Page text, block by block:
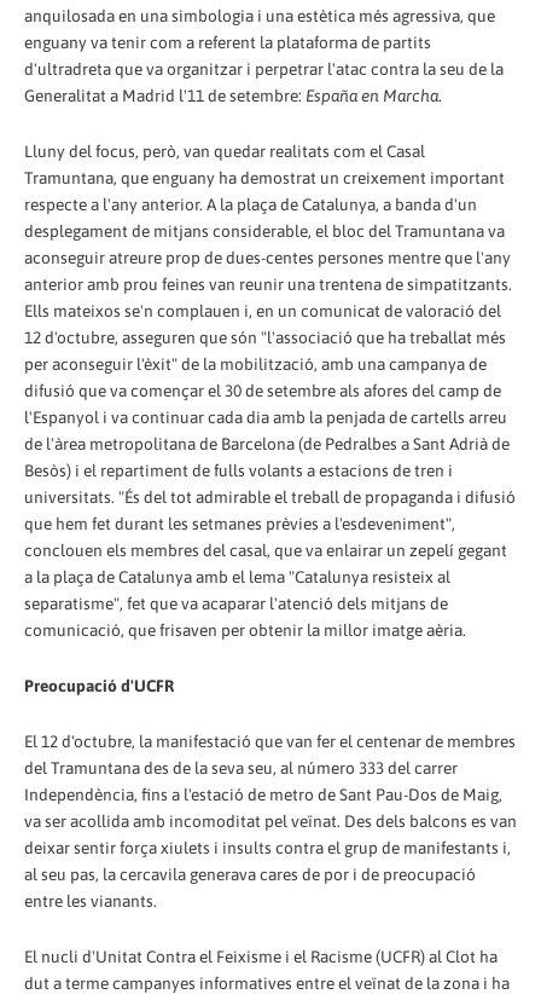
anquilosada en una simbologia i una estètica més agressiva, que
enguany va tenir com a referent la plataforma de partits
d'ultradreta que va organitzar i perpetrar l'atac contra la seu de la
Generalitat a Madrid l'11 de setembre: España en Marcha.
Lluny del focus, però, van quedar realitats com el Casal
Tramuntana, que enguany ha demostrat un creixement important
respecte a l'any anterior. A la plaça de Catalunya, a banda d'un
desplegament de mitjans considerable, el bloc del Tramuntana va
aconseguir atreure prop de dues-centes persones mentre que l'any
anterior amb prou feines van reunir una trentena de simpatitzants.
Ells mateixos se'n complauen i, en un comunicat de valoració del
12 d'octubre, asseguren que són "l'associació que ha treballat més
per aconseguir l'èxit" de la mobilització, amb una campanya de
difusió que va començar el 30 de setembre als afores del camp de
l'Espanyol i va continuar cada dia amb la penjada de cartells arreu
de l'àrea metropolitana de Barcelona (de Pedralbes a Sant Adrià de
Besòs) i el repartiment de fulls volants a estacions de tren i
universitats. "És del tot admirable el treball de propaganda i difusió
que hem fet durant les setmanes prèvies a l'esdeveniment",
conclouen els membres del casal, que va enlairar un zepelí gegant
a la plaça de Catalunya amb el lema "Catalunya resisteix al
separatisme", fet que va acaparar l'atenció dels mitjans de
comunicació, que frisaven per obtenir la millor imatge aèria.
Preocupació d'UCFR
El 12 d'octubre, la manifestació que van fer el centenar de membres
del Tramuntana des de la seva seu, al número 333 del carrer
Independència, fins a l'estació de metro de Sant Pau-Dos de Maig,
va ser acollida amb incomoditat pel veïnat. Des dels balcons es van
deixar sentir força xiulets i insults contra el grup de manifestants i,
al seu pas, la cercavila generava cares de por i de preocupació
entre les vianants.
El nucli d'Unitat Contra el Feixisme i el Racisme (UCFR) al Clot ha
dut a terme campanyes informatives entre el veïnat de la zona i ha